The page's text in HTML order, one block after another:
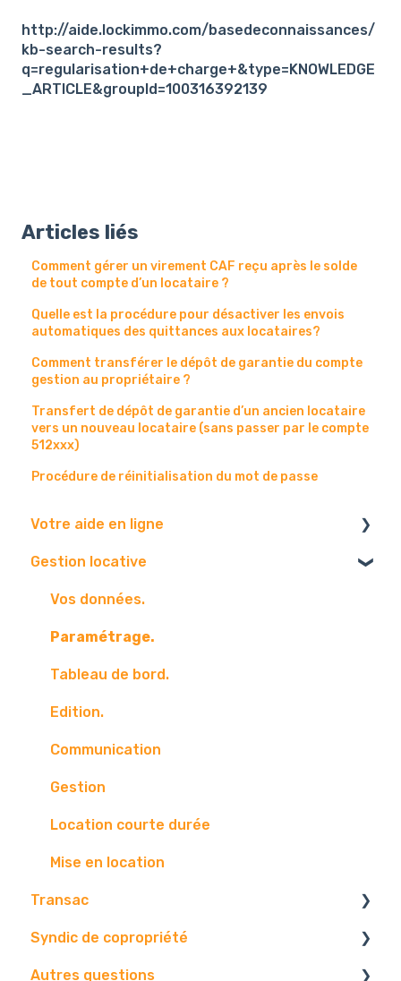
http://aide.lockimmo.com/basedeconnaissances/
kb-search-results?
q=regularisation+de+charge+&type=KNOWLEDGE
_ARTICLE&groupId=100316392139
Articles liés
Comment gérer un virement CAF reçu après le solde
de tout compte d’un locataire ?
Quelle est la procédure pour désactiver les envois
automatiques des quittances aux locataires?
Comment transférer le dépôt de garantie du compte
gestion au propriétaire ?
Transfert de dépôt de garantie d’un ancien locataire
vers un nouveau locataire (sans passer par le compte
512xxx)
Procédure de réinitialisation du mot de passe
Votre aide en ligne
Navigateur
Boite mail
Gestion locative
Vos données.
Paramétrage.
Tableau de bord.
Edition.
Communication
Gestion
Location courte durée
Mise en location
Transac
Paramétrage
Vos contact
Syndic de copropriété
Vos données
Autres questions